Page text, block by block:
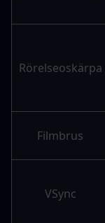
Rörelseoskärpa
Filmbrus
VSync